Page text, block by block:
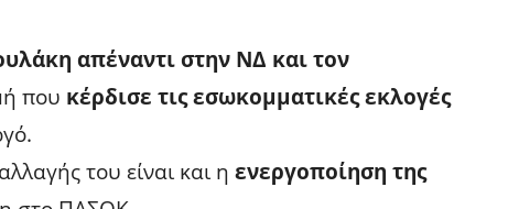
απέναντι στην ΝΔ και τον
που κέρδισε τις εσωκομματικές εκλογές
του είναι και η ενεργοποίηση της